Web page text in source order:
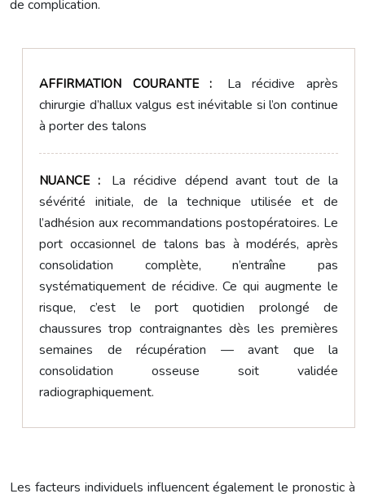
de complication.
AFFIRMATION COURANTE :
La récidive après
chirurgie d’hallux valgus est inévitable si l’on continue
à porter des talons
NUANCE :
La récidive dépend avant tout de la
sévérité initiale, de la technique utilisée et de
l’adhésion aux recommandations postopératoires. Le
port occasionnel de talons bas à modérés, après
consolidation complète, n’entraîne pas
systématiquement de récidive. Ce qui augmente le
risque, c’est le port quotidien prolongé de
chaussures trop contraignantes dès les premières
semaines de récupération — avant que la
consolidation osseuse soit validée
radiographiquement.
Les facteurs individuels influencent également le pronostic à